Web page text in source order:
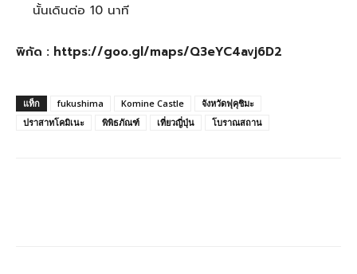
นั้นเดินต่อ 10 นาที
พิกัด : https://goo.gl/maps/Q3eYC4avj6D2
แท็ก fukushima Komine Castle
จังหวัดฟุคุชิมะ
ปราสาทโคมิเนะ
พิพิธภัณฑ์ เที่ยวญี่ปุ่น โบราณสถาน